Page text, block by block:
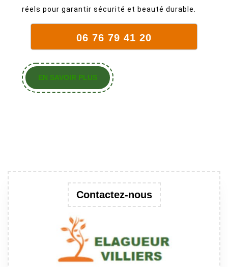
réels pour garantir sécurité et beauté durable.
06 76 79 41 20
EN SAVOIR PLUSEN
SAVOIR
Contactez-nous